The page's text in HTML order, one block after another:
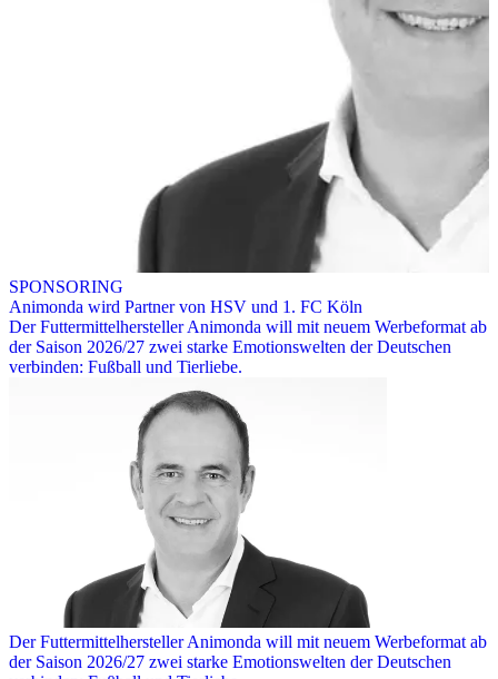
SPONSORING
Animonda wird Partner von HSV und 1. FC Köln
Der Futtermittelhersteller Animonda will mit neuem Werbeformat ab
der Saison 2026/27 zwei starke Emotionswelten der Deutschen
verbinden: Fußball und Tierliebe.
Der Futtermittelhersteller Animonda will mit neuem Werbeformat ab
der Saison 2026/27 zwei starke Emotionswelten der Deutschen